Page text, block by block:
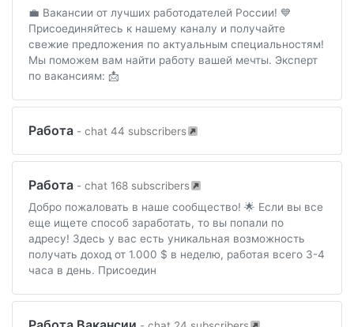
💼 Вакансии от лучших работодателей России! 💙
Присоединяйтесь к нашему каналу и получайте
свежие предложения по актуальным специальностям!
Мы поможем вам найти работу вашей мечты. Эксперт
по вакансиям: 📩
Работа - chat 44 subscribers
Работа - chat 168 subscribers
Добро пожаловать в наше сообщество! 🌟 Если вы все
еще ищете способ заработать, то вы попали по
адресу! Здесь у вас есть уникальная возможность
получать доход от 1.000 $ в неделю, работая всего 3-4
часа в день. Присоедин